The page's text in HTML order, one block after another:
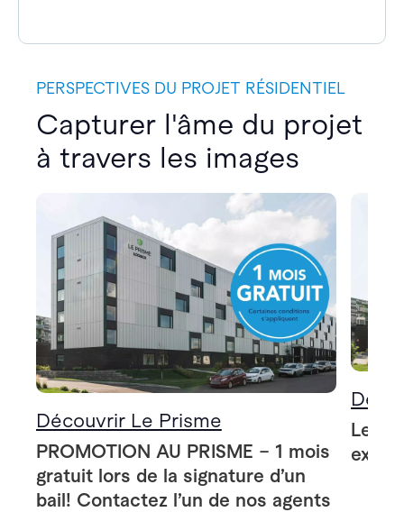
PERSPECTIVES DU PROJET RÉSIDENTIEL
Capturer l'âme du projet
à travers les images
Découvrir Le Prisme
PROMOTION AU PRISME – 1 mois
gratuit lors de la signature d’un
bail! Contactez l’un de nos agents
Le